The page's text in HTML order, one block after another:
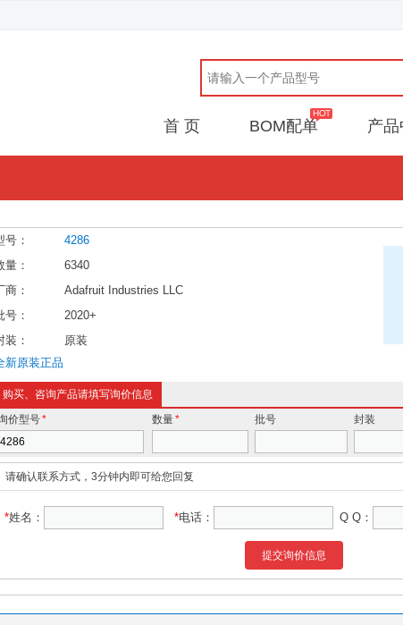
首 页 BOM配单 产
号：
4286
量：
6340
商：
Adafruit Industries LLC
号：
2020+
装：
原装
新原装正品
购买、咨询产品请填写询价信息
价型号* 数量* 批号 封装
请确认联系方式，3分钟内即可给您回复
*姓名： *电话： Q Q：
提交询价信息